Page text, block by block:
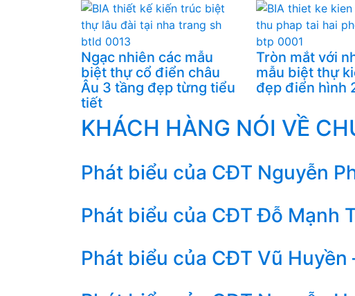
Ngạc nhiên các mẫu
biệt thự cổ điển châu
Âu 3 tầng đẹp từng tiểu
tiết
Tròn mắt với
mẫu biệt thự
đẹp điển hình
KHÁCH HÀNG NÓI VỀ
Phát biểu của CĐT Nguyễn
Phát biểu của CĐT Đỗ Mạnh
Phát biểu của CĐT Vũ